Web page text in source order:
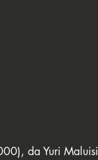
da Yuri Maluisi